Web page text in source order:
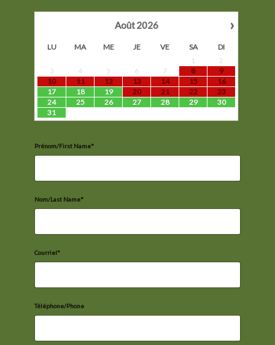
›
Août2026
LU MA ME JE VE SA
DI
1
2
3
4 5 6 7 8
9
10
11 12 13 14 15
16
17
18 19 20 21 22
23
24
25 26 27 28 29
30
31
Prénom/First Name*
Nom/Last Name*
Courriel*
Téléphone/Phone